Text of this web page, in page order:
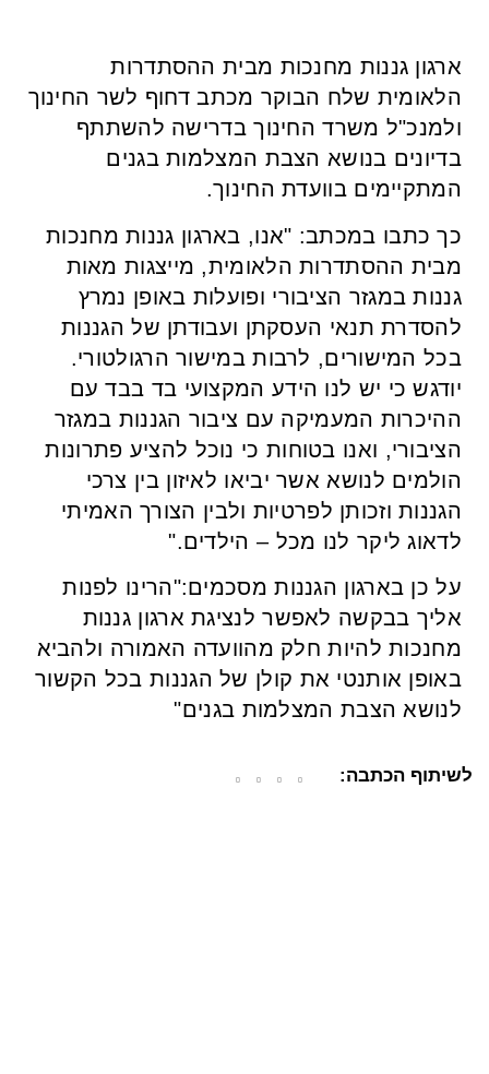
ארגון גננות מחנכות מבית ההסתדרות
הלאומית שלח הבוקר מכתב דחוף לשר החינוך
ולמנכ"ל משרד החינוך בדרישה להשתתף
בדיונים בנושא הצבת המצלמות בגנים
המתקיימים בוועדת החינוך.
כך כתבו במכתב: "אנו, בארגון גננות מחנכות
מבית ההסתדרות הלאומית, מייצגות מאות
גננות במגזר הציבורי ופועלות באופן נמרץ
להסדרת תנאי העסקתן ועבודתן של הגננות
בכל המישורים, לרבות במישור הרגולטורי.
יודגש כי יש לנו הידע המקצועי בד בבד עם
ההיכרות המעמיקה עם ציבור הגננות במגזר
הציבורי, ואנו בטוחות כי נוכל להציע פתרונות
הולמים לנושא אשר יביאו לאיזון בין צרכי
הגננות וזכותן לפרטיות ולבין הצורך האמיתי
לדאוג ליקר לנו מכל – הילדים."
על כן בארגון הגננות מסכמים:"הרינו לפנות
אליך בבקשה לאפשר לנציגת ארגון גננות
מחנכות להיות חלק מהוועדה האמורה ולהביא
באופן אותנטי את קולן של הגננות בכל הקשור
לנושא הצבת המצלמות בגנים"
לשיתוף הכתבה: